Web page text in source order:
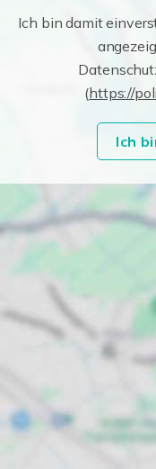
Ich bin damit
(https://
Ich